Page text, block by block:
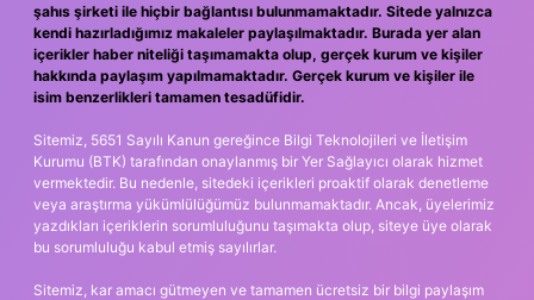
şahıs şirketi ile hiçbir bağlantısı bulunmamaktadır. Sitede yalnızca
kendi hazırladığımız makaleler paylaşılmaktadır. Burada yer alan
içerikler haber niteliği taşımamakta olup, gerçek kurum ve kişiler
hakkında paylaşım yapılmamaktadır. Gerçek kurum ve kişiler ile
isim benzerlikleri tamamen tesadüfidir.
Sitemiz, 5651 Sayılı Kanun gereğince Bilgi Teknolojileri ve İletişim
Kurumu (BTK) tarafından onaylanmış bir Yer Sağlayıcı olarak hizmet
vermektedir. Bu nedenle, sitedeki içerikleri proaktif olarak denetleme
veya araştırma yükümlülüğümüz bulunmamaktadır. Ancak, üyelerimiz
yazdıkları içeriklerin sorumluluğunu taşımakta olup, siteye üye olarak
bu sorumluluğu kabul etmiş sayılırlar.
Sitemiz, kar amacı gütmeyen ve tamamen ücretsiz bir bilgi paylaşım